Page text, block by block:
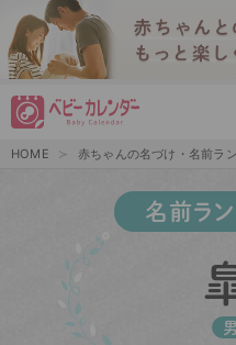
HOME 赤ちゃんの名づけ・名前ラ
名前ラ